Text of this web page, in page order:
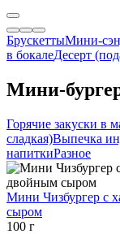
БрускеттыМини-
в бокалеДесерт
Мини-
Горячие закуски в
сладкая)Выпечка
напиткиРазное
Мини Чизбургер с
сыром
100 г